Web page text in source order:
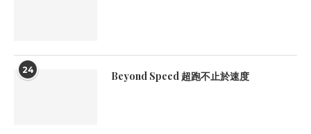
24 Beyond Speed 超跑不止於速度